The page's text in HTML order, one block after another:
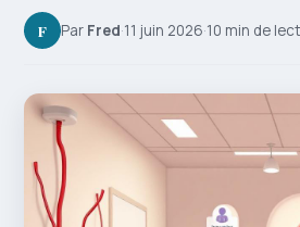
F Par Fred·11 juin 2026·10 min de